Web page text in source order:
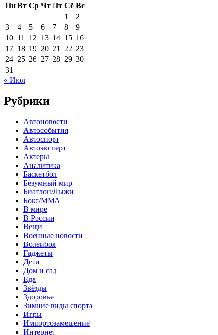
Пн Вт Ср Чт Пт Сб Вс
1
2
3
4 5 6 7 8
9
10 11 12 13 14 15 16
17 18 19 20 21 22 23
24 25 26 27 28 29 30
31
« Июл
Рубрики
Автоновости
Автособытия
Автоспорт
Автоэксперт
Актеры
Аналитика
Баскетбол
Безумный мир
Биатлон/Лыжи
Бокс/MMA
В мире
В России
Вещи
Военные новости
Волейбол
Гаджеты
Дети
Дом и сад
Еда
Звёзды
Здоровье
Зимние виды спорта
Игры
Импортозамещение
Интернет